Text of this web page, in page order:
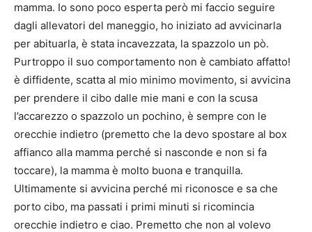
mamma. Io sono poco esperta però mi faccio seguire
dagli allevatori del maneggio, ho iniziato ad avvicinarla
per abituarla, è stata incavezzata, la spazzolo un pò.
Purtroppo il suo comportamento non è cambiato affatto!
è diffidente, scatta al mio minimo movimento, si avvicina
per prendere il cibo dalle mie mani e con la scusa
l’accarezzo o spazzolo un pochino, è sempre con le
orecchie indietro (premetto che la devo spostare al box
affianco alla mamma perché si nasconde e non si fa
toccare), la mamma è molto buona e tranquilla.
Ultimamente si avvicina perché mi riconosce e sa che
porto cibo, ma passati i primi minuti si ricomincia
orecchie indietro e ciao. Premetto che non al volevo